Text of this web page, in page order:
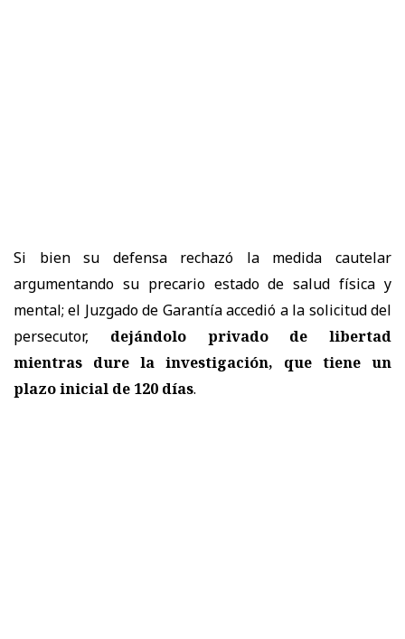
Si bien su defensa rechazó la medida cautelar
argumentando su precario estado de salud física y
mental; el Juzgado de Garantía accedió a la solicitud del
persecutor, dejándolo privado de libertad
mientras dure la investigación, que tiene un
plazo inicial de 120 días.